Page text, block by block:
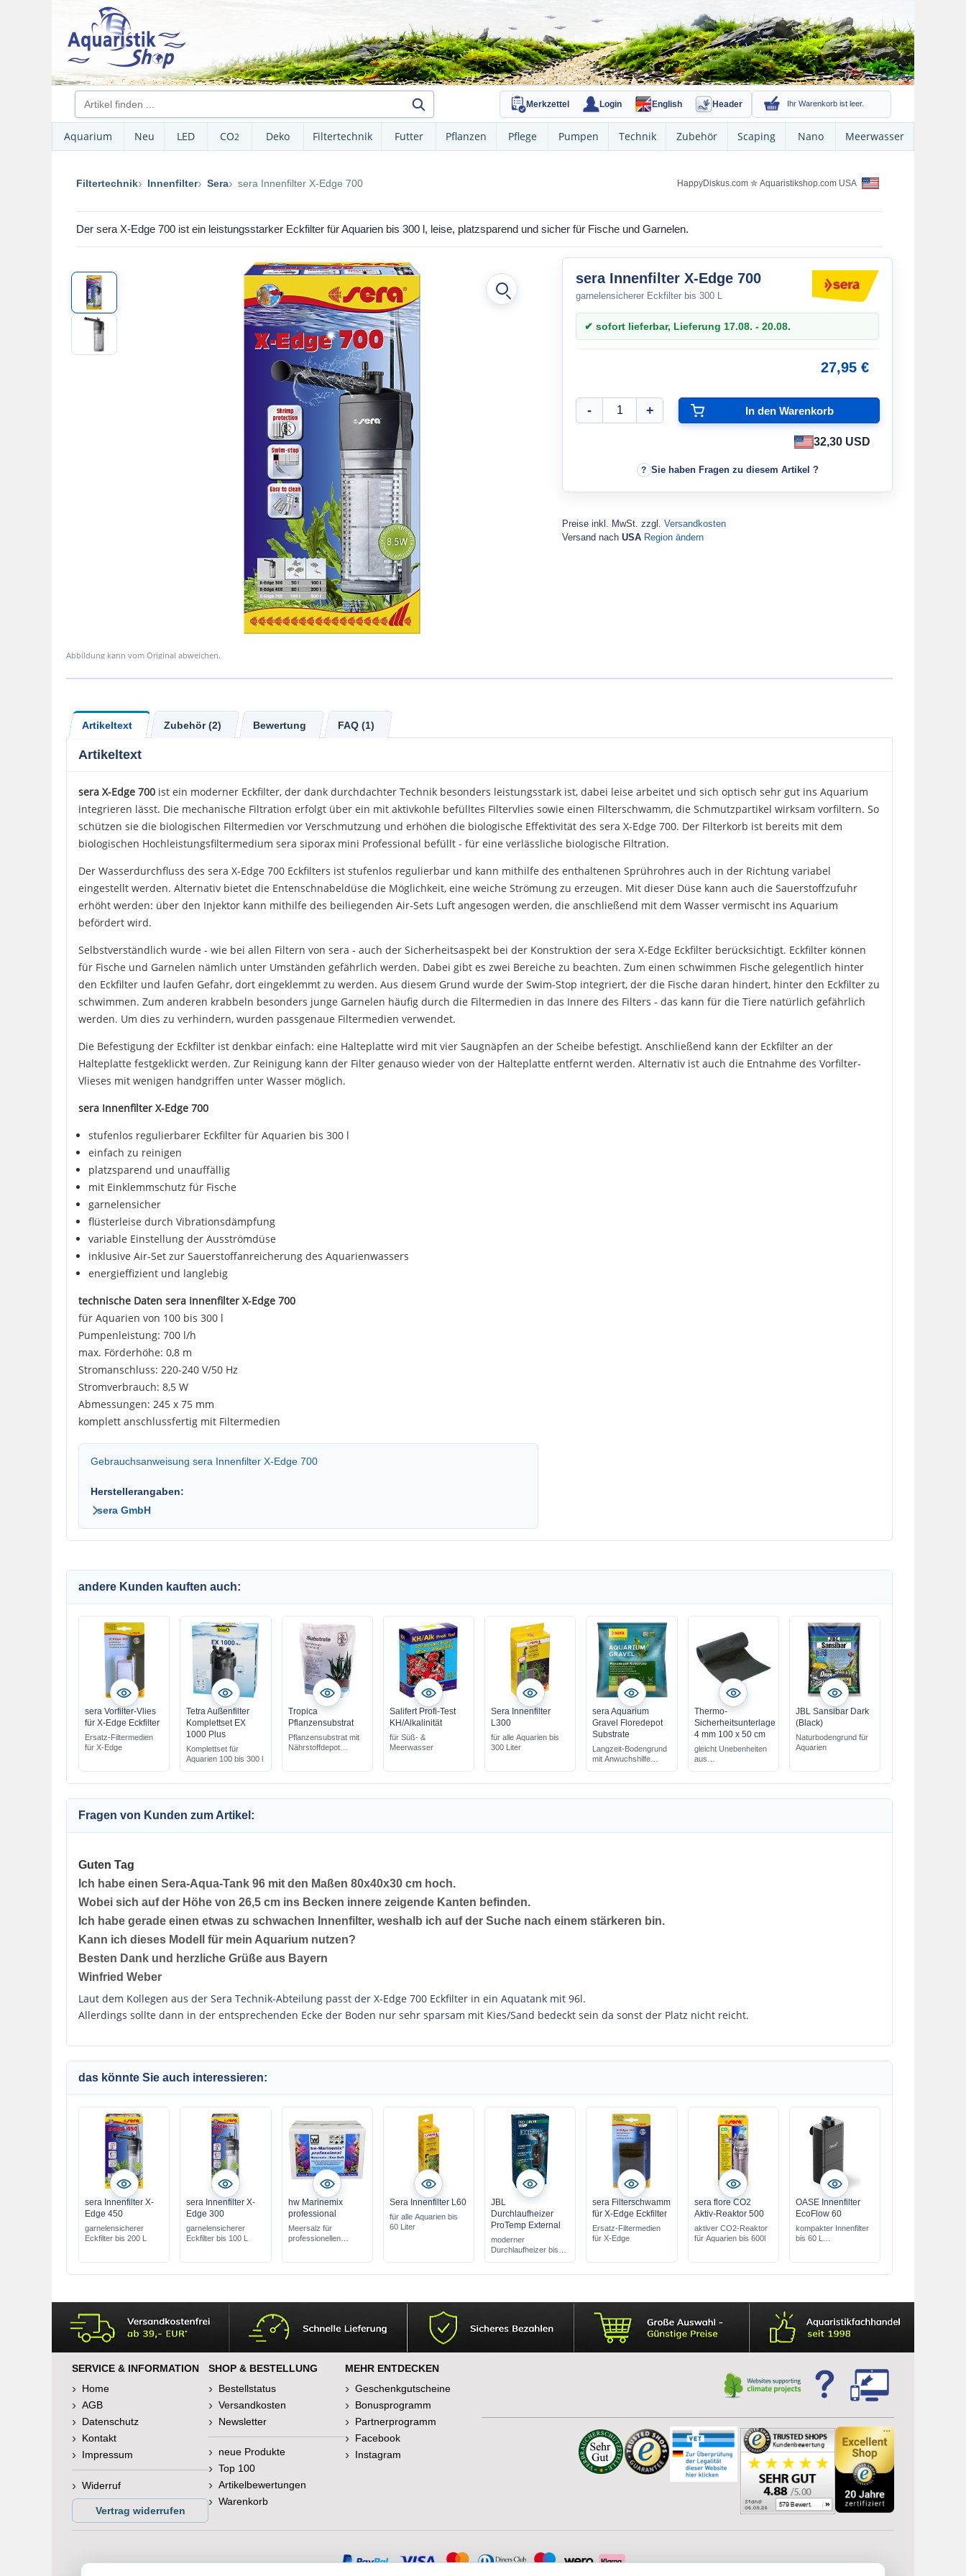
Merkzettel Login English Header Ihr Warenkorb ist leer.
Aquarium Neu LED CO2 Deko Filtertechnik Futter Pflanzen Pflege Pumpen Technik Zubehör Scaping Nano Meerwasser
Filtertechnik Innenfilter Sera sera Innenfilter X-Edge 700 HappyDiskus.com ✮ Aquaristikshop.com USA
Der sera X-Edge 700 ist ein leistungsstarker Eckfilter für Aquarien bis 300 l, leise, platzsparend und sicher für Fische und Garnelen.
Abbildung kann vom Original abweichen.
sera Innenfilter X-Edge 700
garnelensicherer Eckfilter bis 300 L
✔ sofort lieferbar, Lieferung 17.08. - 20.08.
27,95 €
32,30 USD
Sie haben Fragen zu diesem Artikel ?
Preise inkl. MwSt. zzgl. Versandkosten
Versand nach USA Region ändern
Artikeltext Zubehör (2) Bewertung FAQ (1)
Artikeltext
sera X-Edge 700 ist ein moderner Eckfilter, der dank durchdachter Technik besonders leistungsstark ist, dabei leise arbeitet und sich optisch sehr gut ins Aquarium
integrieren lässt. Die mechanische Filtration erfolgt über ein mit aktivkohle befülltes Filtervlies sowie einen Filterschwamm, die Schmutzpartikel wirksam vorfiltern. So
schützen sie die biologischen Filtermedien vor Verschmutzung und erhöhen die biologische Effektivität des sera X-Edge 700. Der Filterkorb ist bereits mit dem
biologischen Hochleistungsfiltermedium sera siporax mini Professional befüllt - für eine verlässliche biologische Filtration.
Der Wasserdurchfluss des sera X-Edge 700 Eckfilters ist stufenlos regulierbar und kann mithilfe des enthaltenen Sprührohres auch in der Richtung variabel
eingestellt werden. Alternativ bietet die Entenschnabeldüse die Möglichkeit, eine weiche Strömung zu erzeugen. Mit dieser Düse kann auch die Sauerstoffzufuhr
erhöht werden: über den Injektor kann mithilfe des beiliegenden Air-Sets Luft angesogen werden, die anschließend mit dem Wasser vermischt ins Aquarium
befördert wird.
Selbstverständlich wurde - wie bei allen Filtern von sera - auch der Sicherheitsaspekt bei der Konstruktion der sera X-Edge Eckfilter berücksichtigt. Eckfilter können
für Fische und Garnelen nämlich unter Umständen gefährlich werden. Dabei gibt es zwei Bereiche zu beachten. Zum einen schwimmen Fische gelegentlich hinter
den Eckfilter und laufen Gefahr, dort eingeklemmt zu werden. Aus diesem Grund wurde der Swim-Stop integriert, der die Fische daran hindert, hinter den Eckfilter zu
schwimmen. Zum anderen krabbeln besonders junge Garnelen häufig durch die Filtermedien in das Innere des Filters - das kann für die Tiere natürlich gefährlich
werden. Um dies zu verhindern, wurden passgenaue Filtermedien verwendet.
Die Befestigung der Eckfilter ist denkbar einfach: eine Halteplatte wird mit vier Saugnäpfen an der Scheibe befestigt. Anschließend kann der Eckfilter an der
Halteplatte festgeklickt werden. Zur Reinigung kann der Filter genauso wieder von der Halteplatte entfernt werden. Alternativ ist auch die Entnahme des Vorfilter-
Vlieses mit wenigen handgriffen unter Wasser möglich.
sera Innenfilter X-Edge 700
stufenlos regulierbarer Eckfilter für Aquarien bis 300 l
einfach zu reinigen
platzsparend und unauffällig
mit Einklemmschutz für Fische
garnelensicher
flüsterleise durch Vibrationsdämpfung
variable Einstellung der Ausströmdüse
inklusive Air-Set zur Sauerstoffanreicherung des Aquarienwassers
energieffizient und langlebig
technische Daten sera Innenfilter X-Edge 700
für Aquarien von 100 bis 300 l
Pumpenleistung: 700 l/h
max. Förderhöhe: 0,8 m
Stromanschluss: 220-240 V/50 Hz
Stromverbrauch: 8,5 W
Abmessungen: 245 x 75 mm
komplett anschlussfertig mit Filtermedien
Gebrauchsanweisung sera Innenfilter X-Edge 700
Herstellerangaben:
sera GmbH
andere Kunden kauften auch:
sera Vorfilter-Vlies
für X-Edge Eckfilter
Ersatz-Filtermedien
für X-Edge
Tetra Außenfilter
Komplettset EX
1000 Plus
Komplettset für
Aquarien 100 bis 300 l
Tropica
Pflanzensubstrat
Pflanzensubstrat mit
Nährstoffdepot
Salifert Profi-Test
KH/Alkalinität
für Süß- &
Meerwasser
Sera Innenfilter
L300
für alle Aquarien bis
300 Liter
sera Aquarium
Gravel Floredepot
Substrate
Langzeit-Bodengrund
mit Anwuchshilfe
unter dem Kies
Thermo-
Sicherheitsunterlage
4 mm 100 x 50 cm
gleicht Unebenheiten
aus
JBL Sansibar Dark
(Black)
Naturbodengrund für
Aquarien
Fragen von Kunden zum Artikel:
Guten Tag
Ich habe einen Sera-Aqua-Tank 96 mit den Maßen 80x40x30 cm hoch.
Wobei sich auf der Höhe von 26,5 cm ins Becken innere zeigende Kanten befinden.
Ich habe gerade einen etwas zu schwachen Innenfilter, weshalb ich auf der Suche nach einem stärkeren bin.
Kann ich dieses Modell für mein Aquarium nutzen?
Besten Dank und herzliche Grüße aus Bayern
Winfried Weber
Laut dem Kollegen aus der Sera Technik-Abteilung passt der X-Edge 700 Eckfilter in ein Aquatank mit 96l.
Allerdings sollte dann in der entsprechenden Ecke der Boden nur sehr sparsam mit Kies/Sand bedeckt sein da sonst der Platz nicht reicht.
das könnte Sie auch interessieren:
sera Innenfilter X-
Edge 450
garnelensicherer
Eckfilter bis 200 L
sera Innenfilter X-
Edge 300
garnelensicherer
Eckfilter bis 100 L
hw Marinemix
professional
Meersalz für
professionellen
Sera Innenfilter L60
für alle Aquarien bis
60 Liter
JBL
Durchlaufheizer
ProTemp External
moderner
Durchlaufheizer bis
sera Filterschwamm
für X-Edge Eckfilter
Ersatz-Filtermedien
für X-Edge
sera flore CO2
Aktiv-Reaktor 500
aktiver CO2-Reaktor
für Aquarien bis 600l
OASE Innenfilter
EcoFlow 60
kompakter Innenfilter
bis 60 L
SERVICE & INFORMATION
Home
AGB
Datenschutz
Kontakt
Impressum
Widerruf
Vertrag widerrufen
SHOP & BESTELLUNG
Bestellstatus
Versandkosten
Newsletter
neue Produkte
Top 100
Artikelbewertungen
Warenkorb
MEHR ENTDECKEN
Geschenkgutscheine
Bonusprogramm
Partnerprogramm
Facebook
Instagram